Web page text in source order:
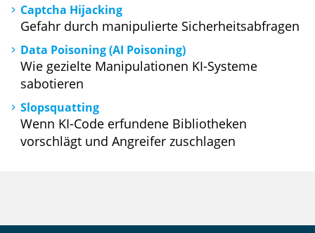
Captcha Hijacking
Gefahr durch manipulierte Sicherheitsabfragen
Data Poisoning (AI Poisoning)
Wie gezielte Manipulationen KI-Systeme
sabotieren
Slopsquatting
Wenn KI-Code erfundene Bibliotheken
vorschlägt und Angreifer zuschlagen